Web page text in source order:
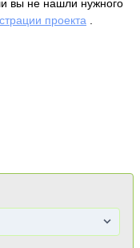
вы не нашли нужного
проекта